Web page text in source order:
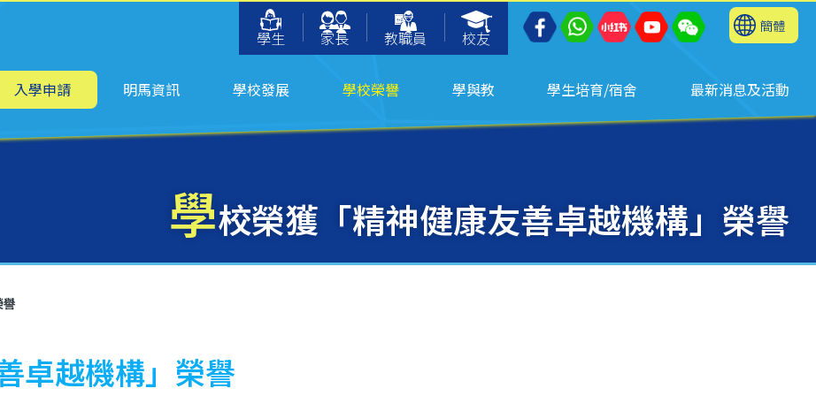
學生
家長 教職員 校友
簡體
入學申請 明馬資訊 學校發展 學校榮譽 學與教 學生培育/宿舍 最新消息及活動
學校榮獲「精神健康友善卓越機構」榮譽
譽
卓越機構」榮譽